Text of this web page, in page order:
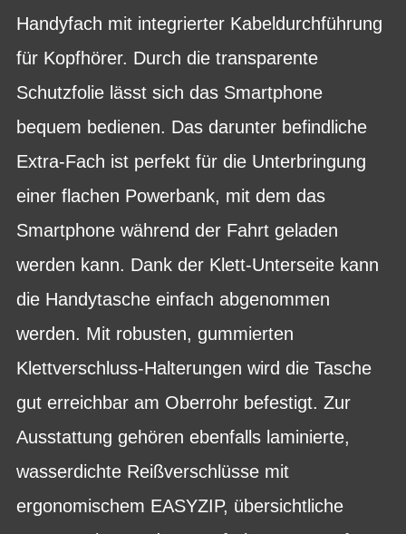
Handyfach mit integrierter Kabeldurchführung
für Kopfhörer. Durch die transparente
Schutzfolie lässt sich das Smartphone
bequem bedienen. Das darunter befindliche
Extra-Fach ist perfekt für die Unterbringung
einer flachen Powerbank, mit dem das
Smartphone während der Fahrt geladen
werden kann. Dank der Klett-Unterseite kann
die Handytasche einfach abgenommen
werden. Mit robusten, gummierten
Klettverschluss-Halterungen wird die Tasche
gut erreichbar am Oberrohr befestigt. Zur
Ausstattung gehören ebenfalls laminierte,
wasserdichte Reißverschlüsse mit
ergonomischem EASYZIP, übersichtliche